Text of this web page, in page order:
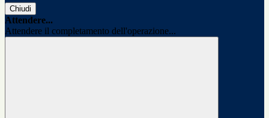
Chiudi
Attendere...
Attendere il completamento dell'operazione...